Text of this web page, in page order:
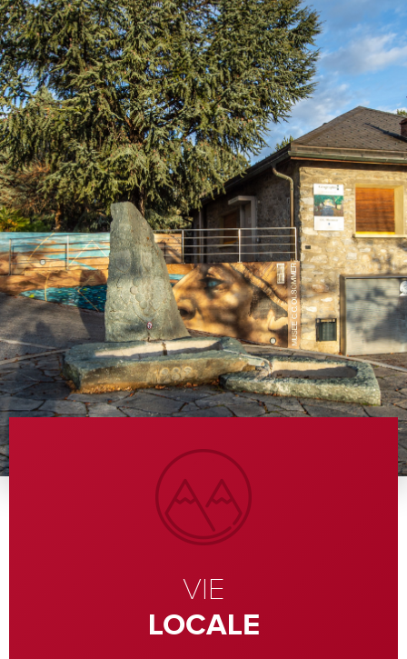
VIE
LOCALE